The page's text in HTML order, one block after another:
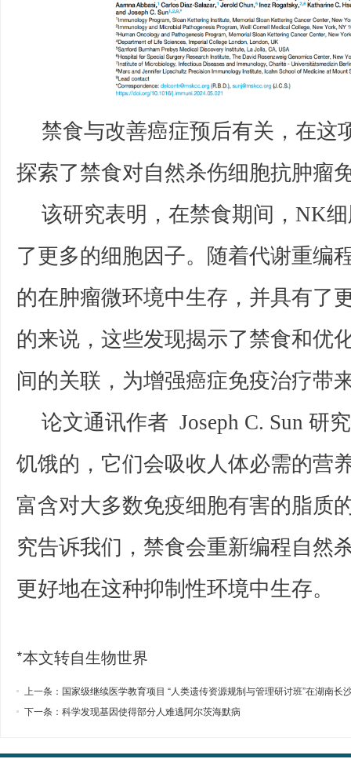
禁食与改善癌症预后有关，在这
探索了禁食对自然杀伤细胞抗肿瘤
该研究表明，在禁食期间，NK
了更多的细胞因子。随着代谢重编
的在肿瘤微环境中生存，并具有了
的来说，这些发现揭示了禁食和优
间的关联，为增强癌症免疫治疗带
论文通讯作者 Joseph C. Sun 研
饥饿的，它们会吸收人体必需的营
富含对大多数免疫细胞有害的脂质
究告诉我们，禁食会重新编程自然
更好地在这种抑制性环境中生存。
*本文转自生物世界
上一条： 国家级继续医学教育项目 “人类遗传资源规制与管理研讨班”在湖南长
下一条： 科学发现基因使得部分人难逃阿尔茨海默病